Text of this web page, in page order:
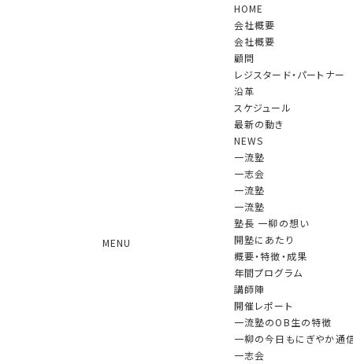
MENU
HOME
会社概要
会社概要
顧問
レジスタード・パートナー
沿革
スケジュール
最新の動き
NEWS
一流塾
一志会
一流塾
一流塾
塾長 一柳の想い
開塾にあたり
概要・特徴・成果
年間プログラム
講師陣
開催レポート
一流塾のOB生の特徴
一柳の今日もにぎやか通
一志会
「一志会」第90回の例会(講師：室瀬 和美氏 漆
芸家 重要無形文化財「蒔絵」保持者（人間国宝） )が開催さ
一流塾（第18期）第7回が行われました
「一志会」第89回の例会(講師：渡辺 紀子氏 ハ
イドリック＆ストラグルズジャパン合同会社 パートナー )が開
一流塾（第18期）第6回が行われました
月刊「時評」に一柳のインタビュー記事が掲載